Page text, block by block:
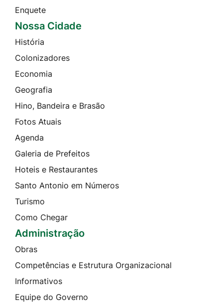
Enquete
Nossa Cidade
História
Colonizadores
Economia
Geografia
Hino, Bandeira e Brasão
Fotos Atuais
Agenda
Galeria de Prefeitos
Hoteis e Restaurantes
Santo Antonio em Números
Turismo
Como Chegar
Administração
Obras
Competências e Estrutura Organizacional
Informativos
Equipe do Governo